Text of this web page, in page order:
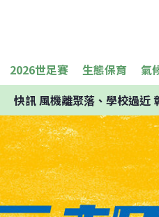
2026世足賽 生態保育 氣
快訊風機離聚落、學校過近